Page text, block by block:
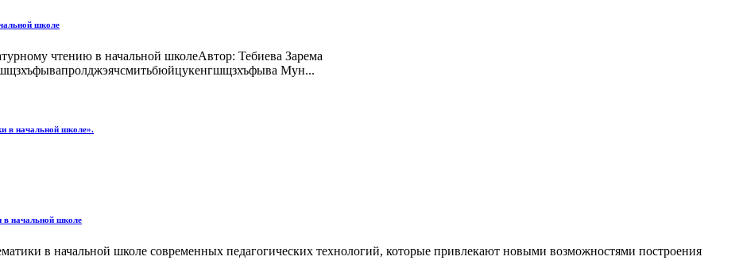
школе
чтению в начальной школеАвтор: Тебиева Зарема
Мун...
в начальной школе».
в начальной школе
в начальной школе современных педагогических технологий, которые привлекают новыми возможностями построения